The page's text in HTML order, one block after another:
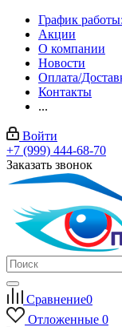
График
Акции
О компании
Новости
Оплата/
Контакты
...
Войти
+7 (999) 444-68-70
Заказать звонок
Сравнение0
Отложенные 0